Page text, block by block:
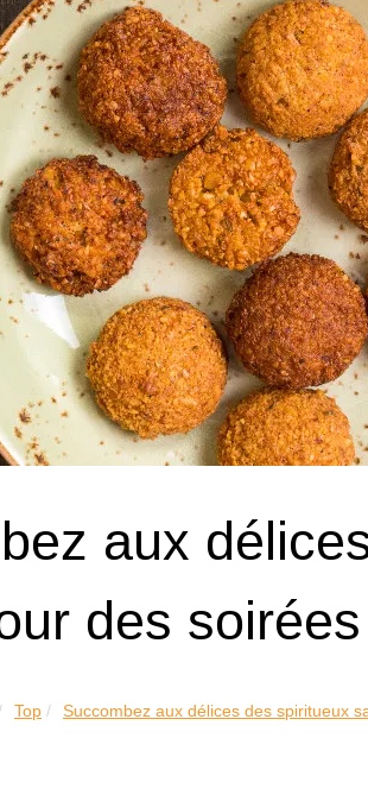
aux
des
Top Succombez aux délices des spiritueux